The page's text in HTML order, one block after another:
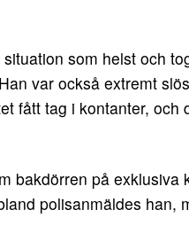
som helst och
var också extremt
fått tag i kontanter, och
bakdörren på exklusiva
polisanmäldes han,